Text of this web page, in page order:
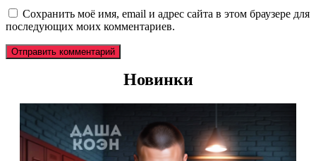
Сохранить моё имя, email и адрес сайта в этом браузере для
последующих моих комментариев.
Новинки